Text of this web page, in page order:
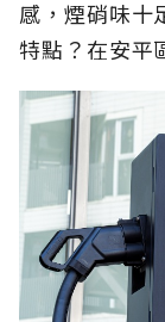
感，煙硝味十
特點？在安平